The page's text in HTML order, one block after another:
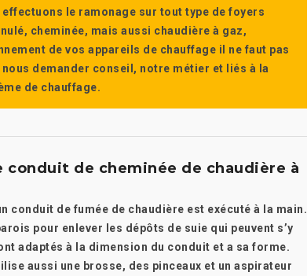
le ramonage sur tout type de foyers
cheminée, mais aussi chaudière à gaz,
de vos appareils de chauffage il ne faut pas
demander conseil, notre métier et liés à la
de chauffage.
conduit de cheminée de chaudière à
conduit de fumée de chaudière est exécuté à la main.
pour enlever les dépôts de suie qui peuvent s’y
adaptés à la dimension du conduit et a sa forme.
aussi une brosse, des pinceaux et un aspirateur